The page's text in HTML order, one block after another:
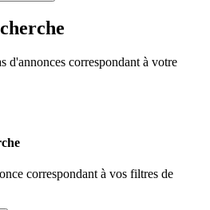
d'annonces correspondant à votre
correspondant à vos filtres de